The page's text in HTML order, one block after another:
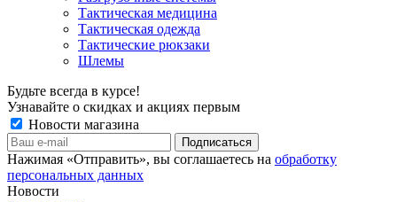
Тактическая медицина
Тактическая одежда
Тактические рюкзаки
Шлемы
Будьте всегда в курсе!
Узнавайте о скидках и акциях первым
Новости магазина
Нажимая «Отправить», вы соглашаетесь на обработку
персональных данных
Новости